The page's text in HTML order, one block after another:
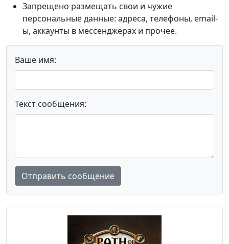
Запрещено размещать свои и чужие
персональные данные: адреса, телефоны, email-
ы, аккаунты в мессенджерах и прочее.
Ваше имя:
Текст сообщения:
Отправить сообщение